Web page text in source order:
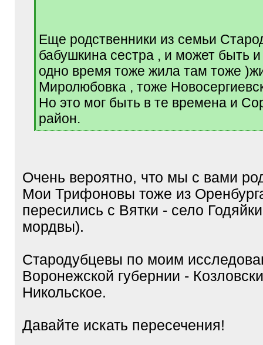
Еще родственники из семьи
бабушкина сестра , и может быть
одно время тоже жила там тоже
Миролюбовка , тоже
Но это мог быть в те времена и
район.
[
Очень вероятно, что мы с вами
Мои Трифоновы тоже из
пересились с Вятки - село
мордвы).
Стародубцевы по моим
Воронежской губернии -
Никольское.
Давайте искать пересечения!